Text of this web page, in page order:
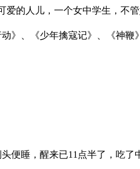
的人儿，一个女中学生，
》、《少年擒寇记》、《神
便睡，醒来已11点半了，吃了